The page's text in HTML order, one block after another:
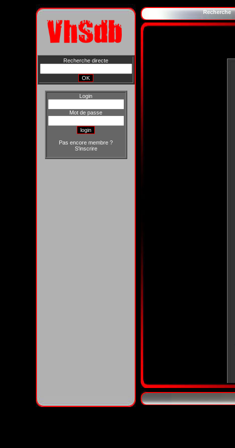
Recherche directe
Login
Mot de passe
Pas encore membre ?
S'inscrire
Recherche